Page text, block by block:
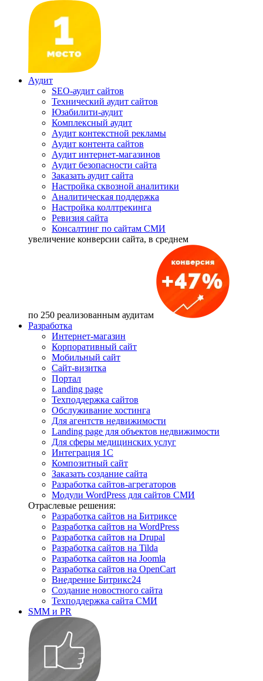
Аудит
SEO-аудит сайтов
Технический аудит сайтов
Юзабилити-аудит
Комплексный аудит
Аудит контекстной рекламы
Аудит контента сайтов
Аудит интернет-магазинов
Аудит безопасности сайта
Заказать аудит сайта
Настройка сквозной аналитики
Аналитическая поддержка
Настройка коллтрекинга
Ревизия сайта
Консалтинг по сайтам СМИ
увеличение конверсии сайта, в среднем
по 250 реализованным аудитам
Разработка
Интернет-магазин
Корпоративный сайт
Мобильный сайт
Сайт-визитка
Портал
Landing page
Техподдержка сайтов
Обслуживание хостинга
Для агентств недвижимости
Landing page для объектов недвижимости
Для сферы медицинских услуг
Интеграция 1С
Композитный сайт
Заказать создание сайта
Разработка сайтов-агрегаторов
Модули WordPress для сайтов СМИ
Отраслевые решения:
Разработка сайтов на Битриксе
Разработка сайтов на WordPress
Разработка сайтов на Drupal
Разработка сайтов на Tilda
Разработка сайтов на Joomla
Разработка сайтов на OpenCart
Внедрение Битрикс24
Создание новостного сайта
Техподдержка сайта СМИ
SMM и PR